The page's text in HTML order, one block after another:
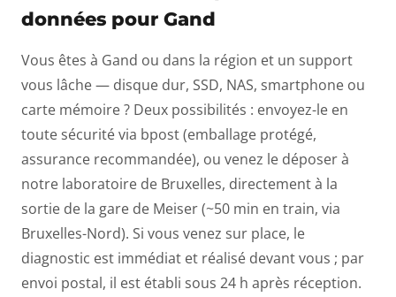
données pour Gand
Vous êtes à Gand ou dans la région et un support
vous lâche — disque dur, SSD, NAS, smartphone ou
carte mémoire ? Deux possibilités : envoyez-le en
toute sécurité via bpost (emballage protégé,
assurance recommandée), ou venez le déposer à
notre laboratoire de Bruxelles, directement à la
sortie de la gare de Meiser (~50 min en train, via
Bruxelles-Nord). Si vous venez sur place, le
diagnostic est immédiat et réalisé devant vous ; par
envoi postal, il est établi sous 24 h après réception.